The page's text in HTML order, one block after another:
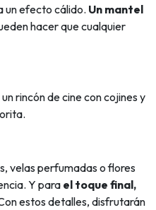
un efecto cálido. Un mantel
hacer que cualquier
rincón de cine con cojines y
velas perfumadas o flores
Y para el toque final,
estos detalles, disfrutarán